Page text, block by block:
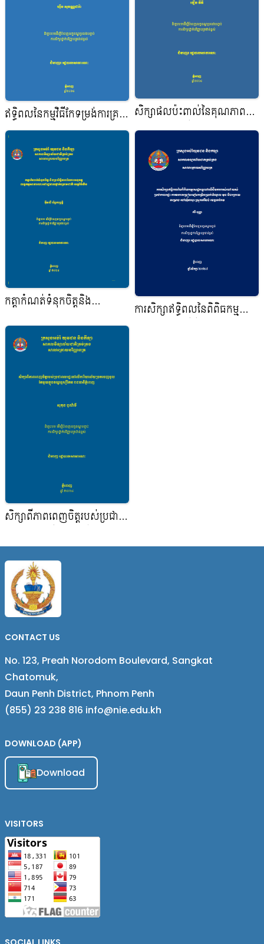
ឥទ្ធិពលនៃកម្មវិធីកែទម្រង់ការគ្រប់
គ្រងហិរិញ្ញវត្ថុសាធារណះនៃ
ព្រះរាជាណាចក្រកម្ពុជា
សិក្សាផលប៉ះពាល់នៃគុណភាព
សេវាកម្មទៅលើការពេញចិត្តរបស់
ពលរដ្ឋនៅខណ្ឌទួលគោក
កត្តាកំណត់ទំនុកចិត្តនិង
សាធារណះនៅរដ្ឋបាលថ្នាក់ក្រោម
ជាតិ ខេត្តប៉ៃលិន
ការសិក្សាឥទ្ធិពលនៃពិពិធកម្ម
សិក្សាពីភាពពេញចិត្តរបស់ប្រជា
ចេញចូលតែមួយក្នុងខណ្ឌ ស្សីកែវ
រាជធានីភ្នំពេញ
CONTACT US
No. 123, Preah Norodom Boulevard, Sangkat
Chatomuk,
Daun Penh District, Phnom Penh
(855) 23 238 816 info@nie.edu.kh
DOWNLOAD (APP)
Download
VISITORS